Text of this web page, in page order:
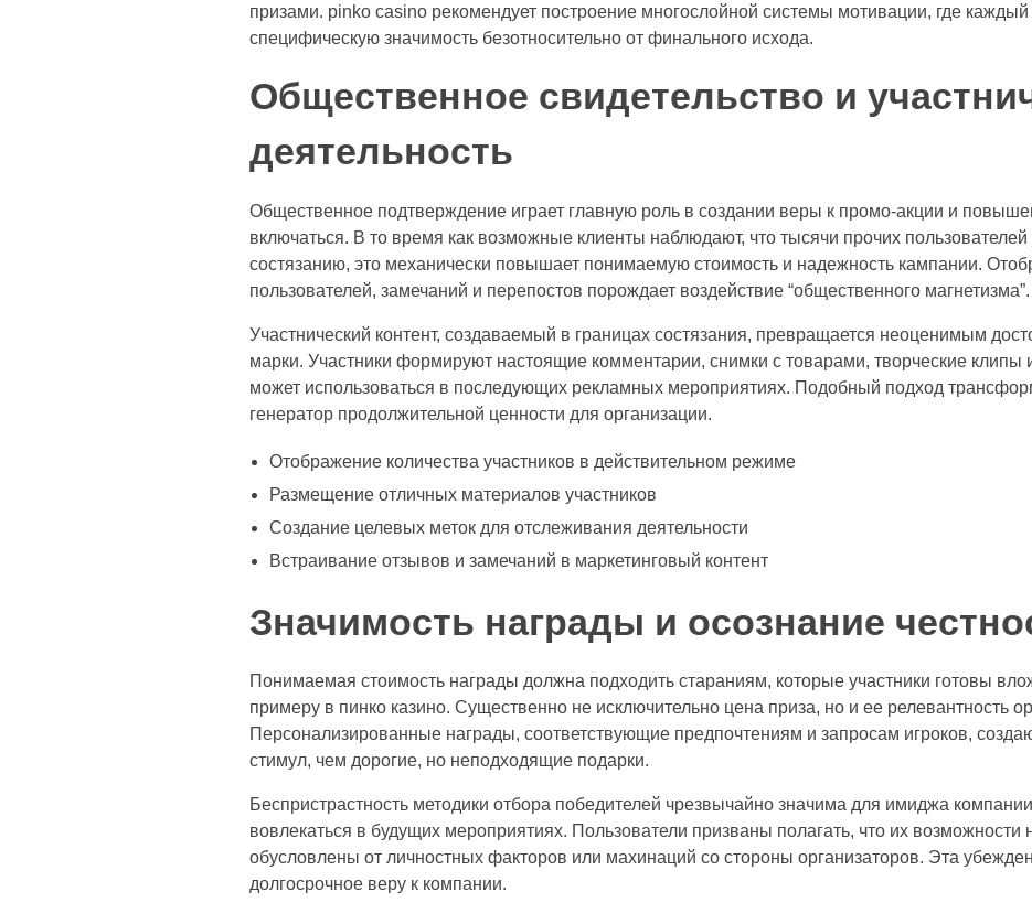
призами. pinko casino рекомендует построение многослойной системы мотивации, где каждый
специфическую значимость безотносительно от финального исхода.
Общественное свидетельство и
деятельность
Общественное подтверждение играет главную роль в создании веры к промо-акции и
включаться. В то время как возможные клиенты наблюдают, что тысячи прочих
состязанию, это механически повышает понимаемую стоимость и надежность кампании.
пользователей, замечаний и перепостов порождает воздействие “общественного магнетизма”.
Участнический контент, создаваемый в границах состязания, превращается неоценимым
марки. Участники формируют настоящие комментарии, снимки с товарами, творческие клипы
может использоваться в последующих рекламных мероприятиях. Подобный подход
генератор продолжительной ценности для организации.
Отображение количества участников в действительном режиме
Размещение отличных материалов участников
Создание целевых меток для отслеживания деятельности
Встраивание отзывов и замечаний в маркетинговый контент
Значимость награды и осознание
Понимаемая стоимость награды должна подходить стараниям, которые участники готовы
примеру в пинко казино. Существенно не исключительно цена приза, но и ее релевантность
Персонализированные награды, соответствующие предпочтениям и запросам игроков,
стимул, чем дорогие, но неподходящие подарки.
Беспристрастность методики отбора победителей чрезвычайно значима для имиджа
вовлекаться в будущих мероприятиях. Пользователи призваны полагать, что их
обусловлены от личностных факторов или махинаций со стороны организаторов. Эта
долгосрочное веру к компании.